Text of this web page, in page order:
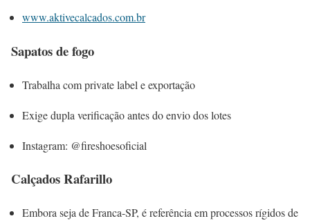
www.aktivecalcados.com.br
Sapatos de fogo
Trabalha com private label e exportação
Exige dupla verificação antes do envio dos lotes
Instagram: @fireshoesoficial
Calçados Rafarillo
Embora seja de Franca-SP, é referência em processos rígidos de